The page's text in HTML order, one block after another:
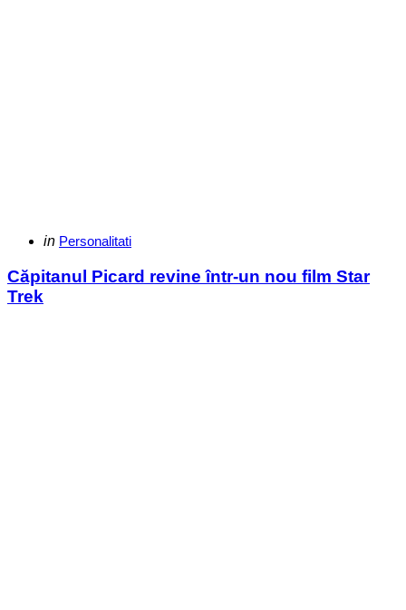
Categories
Posted
in Personalitati
Căpitanul Picard revine într-un nou film Star
Trek